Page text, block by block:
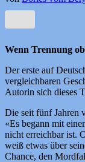
Wenn Trennung
Der erste auf
vergleichbaren
Autorin sich dieses
Die seit fünf Jahren
«Es begann mit
nicht erreichbar ist.
weiß etwas über
Chance, den